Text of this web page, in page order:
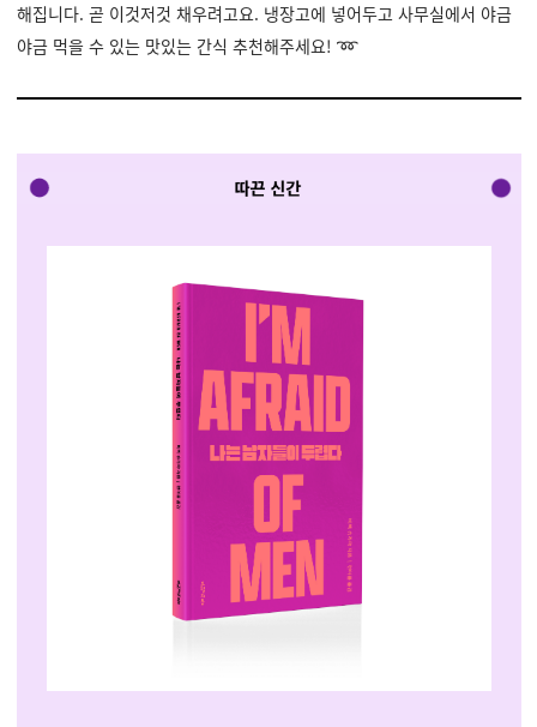
해집니다. 곧 이것저것 채우려고요. 냉장고에 넣어두고 사무실에서 야금
야금 먹을 수 있는 맛있는 간식 추천해주세요! ➿